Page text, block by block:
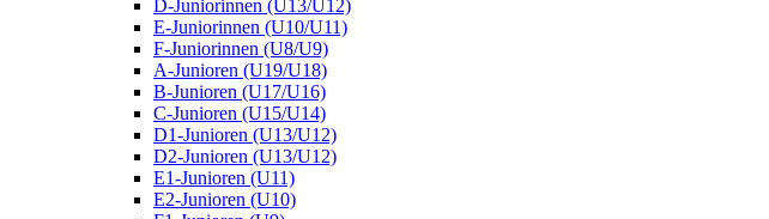
D-Juniorinnen (U13/U12)
E-Juniorinnen (U10/U11)
F-Juniorinnen (U8/U9)
A-Junioren (U19/U18)
B-Junioren (U17/U16)
C-Junioren (U15/U14)
D1-Junioren (U13/U12)
D2-Junioren (U13/U12)
E1-Junioren (U11)
E2-Junioren (U10)